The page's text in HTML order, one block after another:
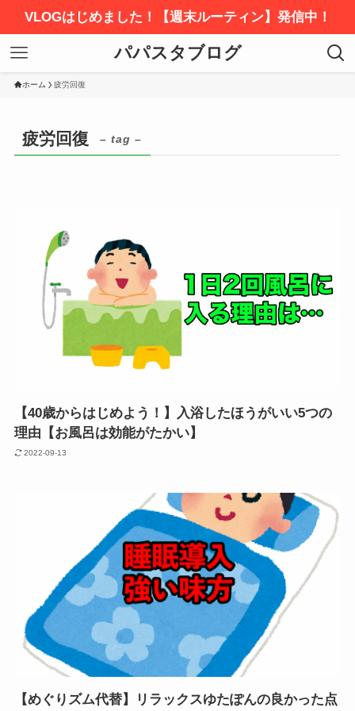
VLOGはじめました！【週末ルーティン】発信中！
パパスタブログ
ホーム 疲労回復
疲労回復 – tag –
【40歳からはじめよう！】入浴したほうがいい5つの
理由【お風呂は効能がたかい】
2022-09-13
【めぐりズム代替】リラックスゆたぽんの良かった点